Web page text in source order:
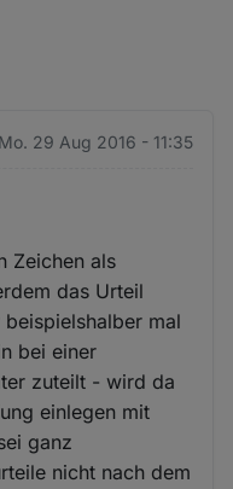
Mo. 29 Aug 2016 - 11:35
Zeichen als
das Urteil
mal
bei einer
zuteilt - wird da
einlegen mit
ganz
nicht nach dem